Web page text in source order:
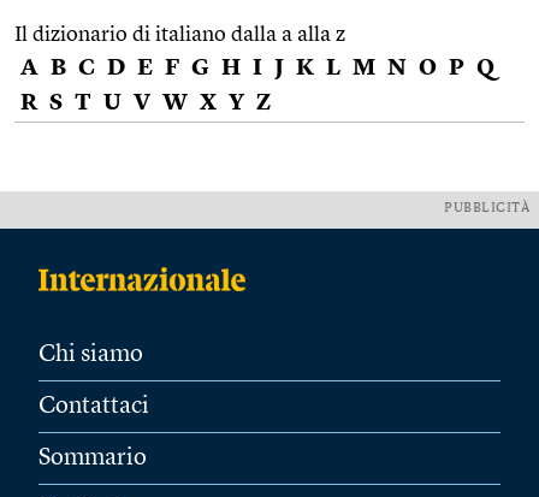
Il dizionario di italiano dalla a alla z
A B C D E F G H I J K L M N O P Q
R S T U V W X Y Z
PUBBLICITÀ
Chi siamo
Contattaci
Sommario